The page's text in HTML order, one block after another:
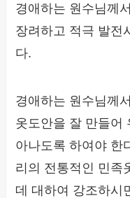
경애하는 원수님께
장려하고 적극 발전
다.
경애하는 원수님께
옷도안을 잘 만들어
아나도록 하여야 한
리의 전통적인 민족
데 대하여 강조하시